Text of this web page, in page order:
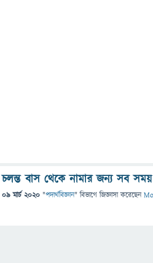
চলন্ত বাস থেকে নামার জন্য সব
09 মার্চ 2020 "পদার্থবিজ্ঞান" বিভাগে জিজ্ঞাসাকরেছেন